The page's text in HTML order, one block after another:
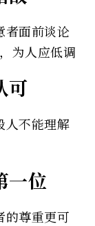
者面前谈论
为人应低调
可
人不能理解
一位
的尊重更可